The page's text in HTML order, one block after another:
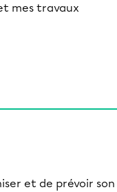
mes travaux
et de prévoir son